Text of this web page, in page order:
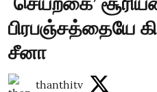
பிரபஞ்சத்தையே
சீனா
thanthitv